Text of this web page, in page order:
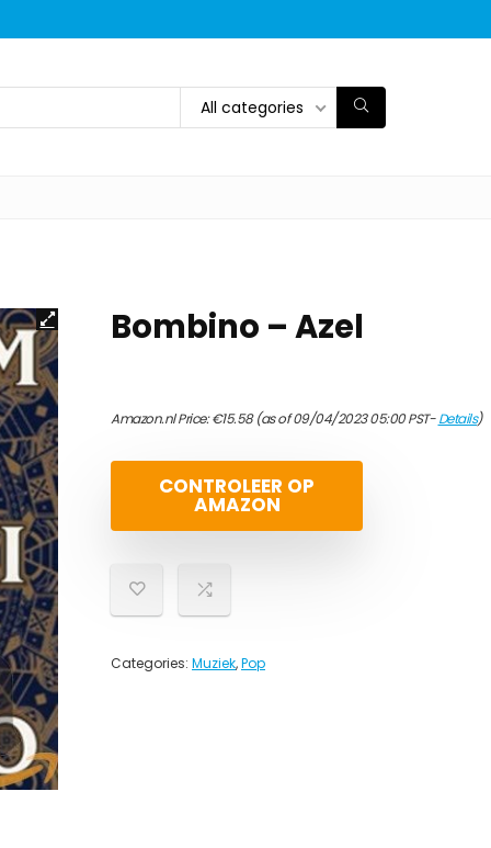
All categories
Bombino – Azel
Amazon.nl Price:€15.58(as of 09/04/2023 05:00 PST-Details)
CONTROLEER OP
AMAZON
Categories: Muziek,Pop